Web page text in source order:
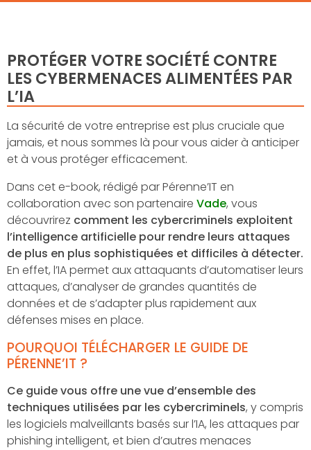
PROTÉGER VOTRE SOCIÉTÉ CONTRE
LES CYBERMENACES ALIMENTÉES PAR
L’IA
La sécurité de votre entreprise est plus cruciale que
jamais, et nous sommes là pour vous aider à anticiper
et à vous protéger efficacement.
Dans cet e-book, rédigé par Pérenne’IT en
collaboration avec son partenaire Vade, vous
découvrirez comment les cybercriminels exploitent
l’intelligence artificielle pour rendre leurs attaques
de plus en plus sophistiquées et difficiles à détecter.
En effet, l’IA permet aux attaquants d’automatiser leurs
attaques, d’analyser de grandes quantités de
données et de s’adapter plus rapidement aux
défenses mises en place.
POURQUOI TÉLÉCHARGER LE GUIDE DE
PÉRENNE’IT ?
Ce guide vous offre une vue d’ensemble des
techniques utilisées par les cybercriminels, y compris
les logiciels malveillants basés sur l’IA, les attaques par
phishing intelligent, et bien d’autres menaces